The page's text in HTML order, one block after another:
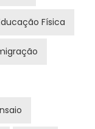
Física